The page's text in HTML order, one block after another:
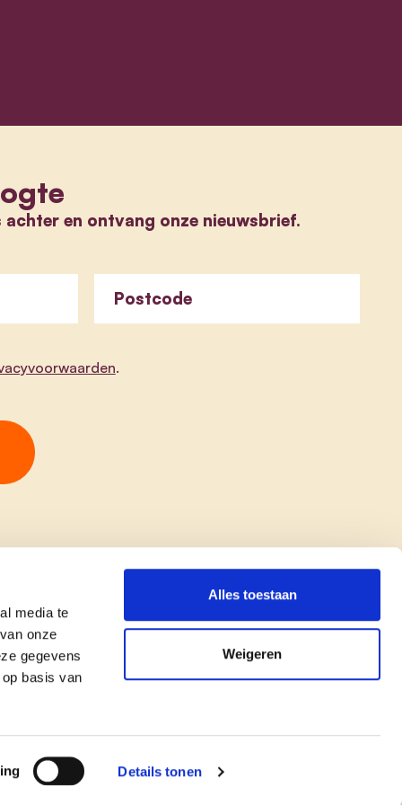
media te
onze
gegevens
basis van
Details tonen
Alles toestaan
Weigeren
en ontvang onze nieuwsbrief.
Postcode
.